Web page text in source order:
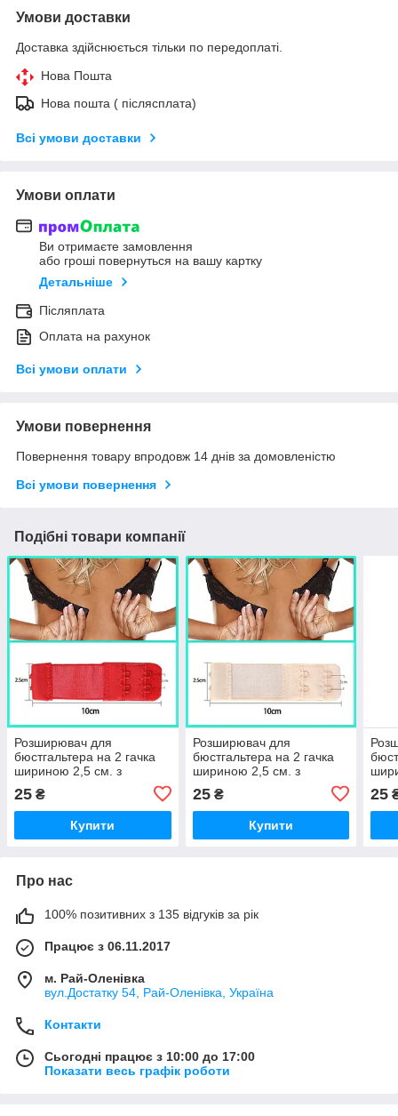
Умови доставки
Доставка здійснюється тільки по передоплаті.
Нова Пошта
Нова пошта ( післясплата)
Всі умови доставки
Умови оплати
Ви отримаєте замовлення
або гроші повернуться на вашу картку
Детальніше
Післяплата
Оплата на рахунок
Всі умови оплати
Умови повернення
Повернення товару впродовж 14 днів за домовленістю
Всі умови повернення
Подібні товари компанії
Розширювач для
бюстгальтера на 2 гачка
шириною 2,5 см. з
червоний
25 ₴
Купити
Розширювач для
бюстгальтера на 2 гачка
шириною 2,5 см. з
тілесний
25₴
Купити
25
Про нас
100% позитивних з 135 відгуків за рік
Працює з 06.11.2017
м. Рай-Оленівка
вул.Достатку 54, Рай-Оленівка, Україна
Контакти
Сьогодні працює з 10:00 до 17:00
Показати весь графік роботи